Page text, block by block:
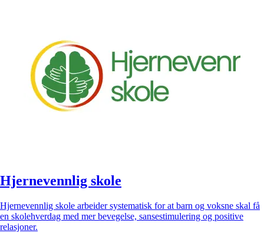
Hjernevennlig skole
Hjernevennlig skole arbeider systematisk for at barn og voksne skal få
en skolehverdag med mer bevegelse, sansestimulering og positive
relasjoner.